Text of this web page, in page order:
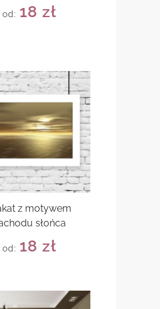
od: 18zł
z motywem
słońca
od: 18zł